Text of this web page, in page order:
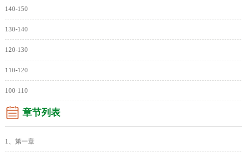
140-150
130-140
120-130
110-120
100-110
章节列表
1、第一章